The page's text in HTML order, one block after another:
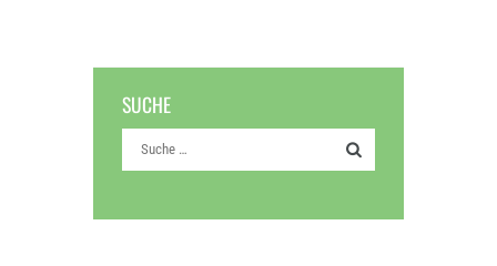
SUCHE